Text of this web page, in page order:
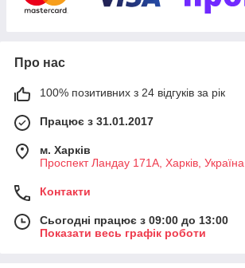
Про нас
100% позитивних з 24 відгуків за рік
Працює з 31.01.2017
м. Харків
Проспект Ландау 171А, Харків, Україна
Контакти
Сьогодні працює з 09:00 до 13:00
Показати весь графік роботи